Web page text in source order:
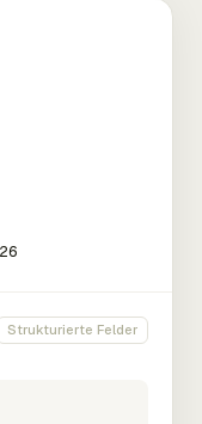
Strukturierte Felder